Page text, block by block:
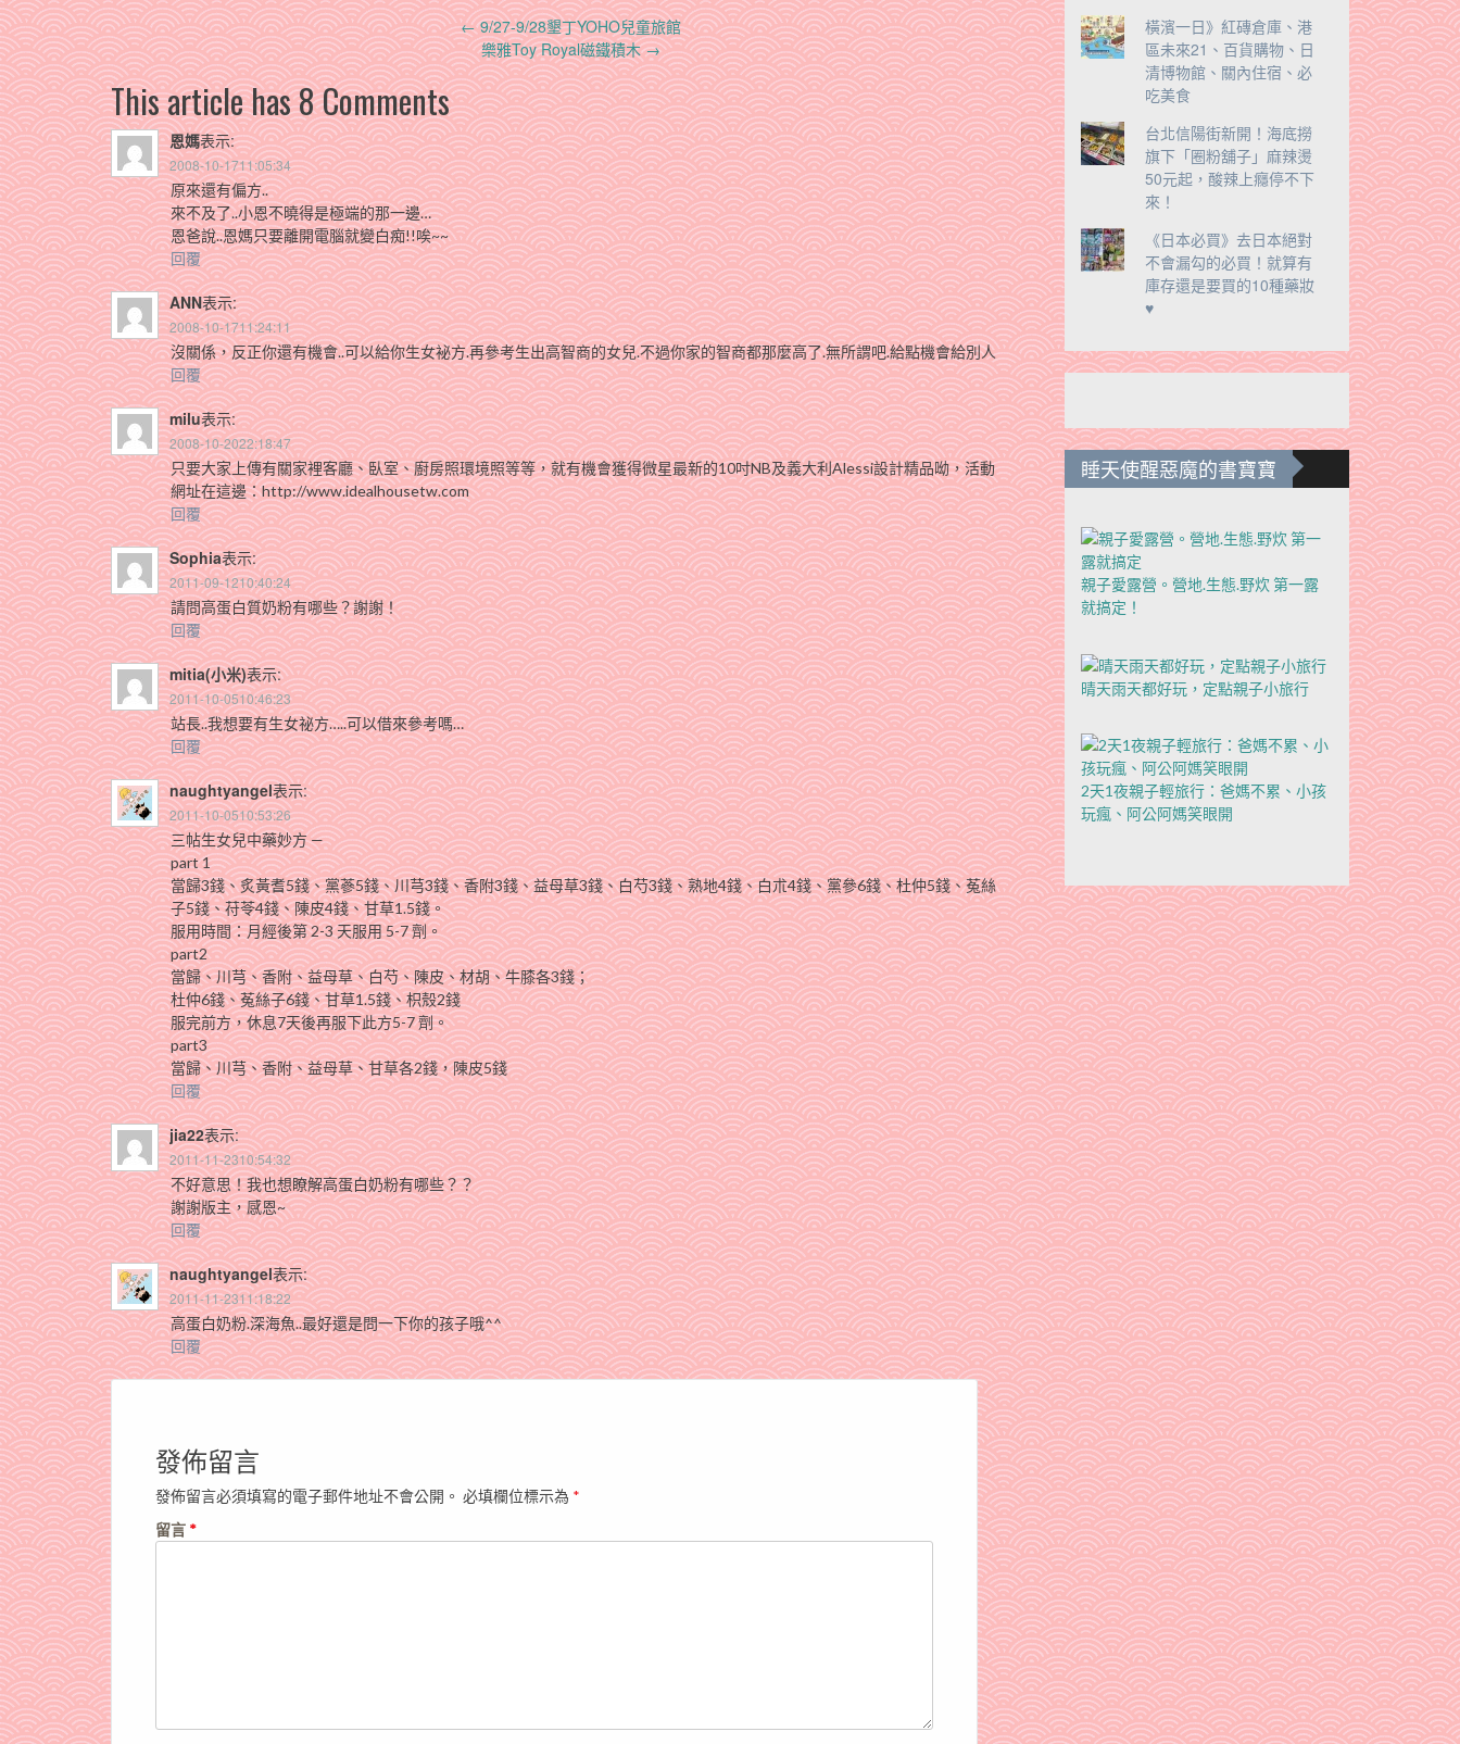
Post
navigation
←9/27-9/28墾丁YOHO兒童旅館
樂雅Toy Royal磁鐵積木→
This article has 8 Comments
恩媽表示:
2008-10-1711:05:34
原來還有偏方..
來不及了..小恩不曉得是極端的那一邊…
恩爸說..恩媽只要離開電腦就變白痴!!唉~~
回覆
ANN表示:
2008-10-1711:24:11
沒關係，反正你還有機會..可以給你生女袐方.再參考生出高智商的女兒.不過你家的智商都那麼高了.無所謂吧.給點機會給別人
回覆
milu表示:
2008-10-2022:18:47
只要大家上傳有關家裡客廳、臥室、廚房照環境照等等，就有機會獲得微星最新的10吋NB及義大利Alessi設計精品呦，活動
網址在這邊：http://www.idealhousetw.com
回覆
Sophia表示:
2011-09-1210:40:24
請問高蛋白質奶粉有哪些？謝謝！
回覆
mitia(小米)表示:
2011-10-0510:46:23
站長..我想要有生女祕方…..可以借來參考嗎…
回覆
naughtyangel表示:
2011-10-0510:53:26
三帖生女兒中藥妙方 —
part 1
當歸3錢、炙黃耆5錢、黨蔘5錢、川芎3錢、香附3錢、益母草3錢、白芍3錢、熟地4錢、白朮4錢、黨參6錢、杜仲5錢、菟絲
子5錢、苻苓4錢、陳皮4錢、甘草1.5錢。
服用時間：月經後第 2-3 天服用 5-7 劑。
part2
當歸、川芎、香附、益母草、白芍、陳皮、材胡、牛膝各3錢；
杜仲6錢、菟絲子6錢、甘草1.5錢、枳殼2錢
服完前方，休息7天後再服下此方5-7 劑。
part3
當歸、川芎、香附、益母草、甘草各2錢，陳皮5錢
回覆
jia22表示:
2011-11-2310:54:32
不好意思！我也想瞭解高蛋白奶粉有哪些？？
謝謝版主，感恩~
回覆
naughtyangel表示:
2011-11-2311:18:22
高蛋白奶粉.深海魚..最好還是問一下你的孩子哦^^
回覆
發佈留言
發佈留言必須填寫的電子郵件地址不會公開。 必填欄位標示為 *
留言 *
橫濱一日》紅磚倉庫、港
區未來21、百貨購物、日
清博物館、關內住宿、必
吃美食
台北信陽街新開！海底撈
旗下「圈粉舖子」麻辣燙
50元起，酸辣上癮停不下
來！
《日本必買》去日本絕對
不會漏勾的必買！就算有
庫存還是要買的10種藥妝
♥
睡天使醒惡魔的書寶寶
親子愛露營。營地.生態.野炊 第一露
就搞定！
晴天雨天都好玩，定點親子小旅行
2天1夜親子輕旅行：爸媽不累、小孩
玩瘋、阿公阿媽笑眼開